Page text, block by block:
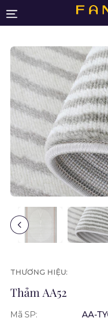
THƯƠNG HIỆU:
Thảm AA52
Mã SP:
AA-